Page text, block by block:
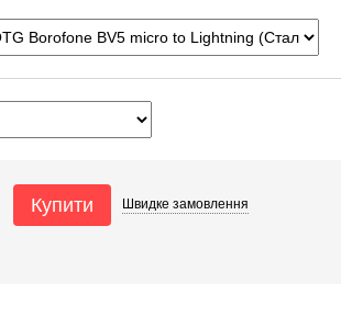
Купити Швидке замовлення